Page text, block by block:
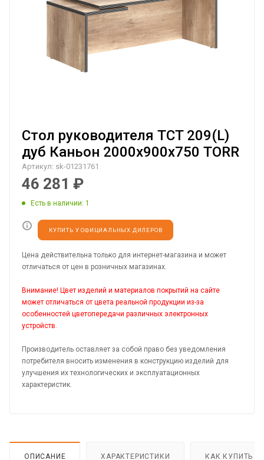
Стол руководителя TCT 209(L)
дуб Каньон 2000х900х750 TORR
Артикул: sk-01231761
46 281 ₽
Есть в наличии: 1
КУПИТЬ У ОФИЦИАЛЬНЫХ ДИЛЕРОВ
Цена действительна только для интернет-магазина и может
отличаться от цен в розничных магазинах.
Внимание! Цвет изделий и материалов покрытий на сайте
может отличаться от цвета реальной продукции из-за
особенностей цветопередачи различных электронных
устройств.
Производитель оставляет за собой право без уведомления
потребителя вносить изменения в конструкцию изделий для
улучшения их технологических и эксплуатационных
характеристик.
ОПИСАНИЕ ХАРАКТЕРИСТИКИ КАК КУПИТЬ